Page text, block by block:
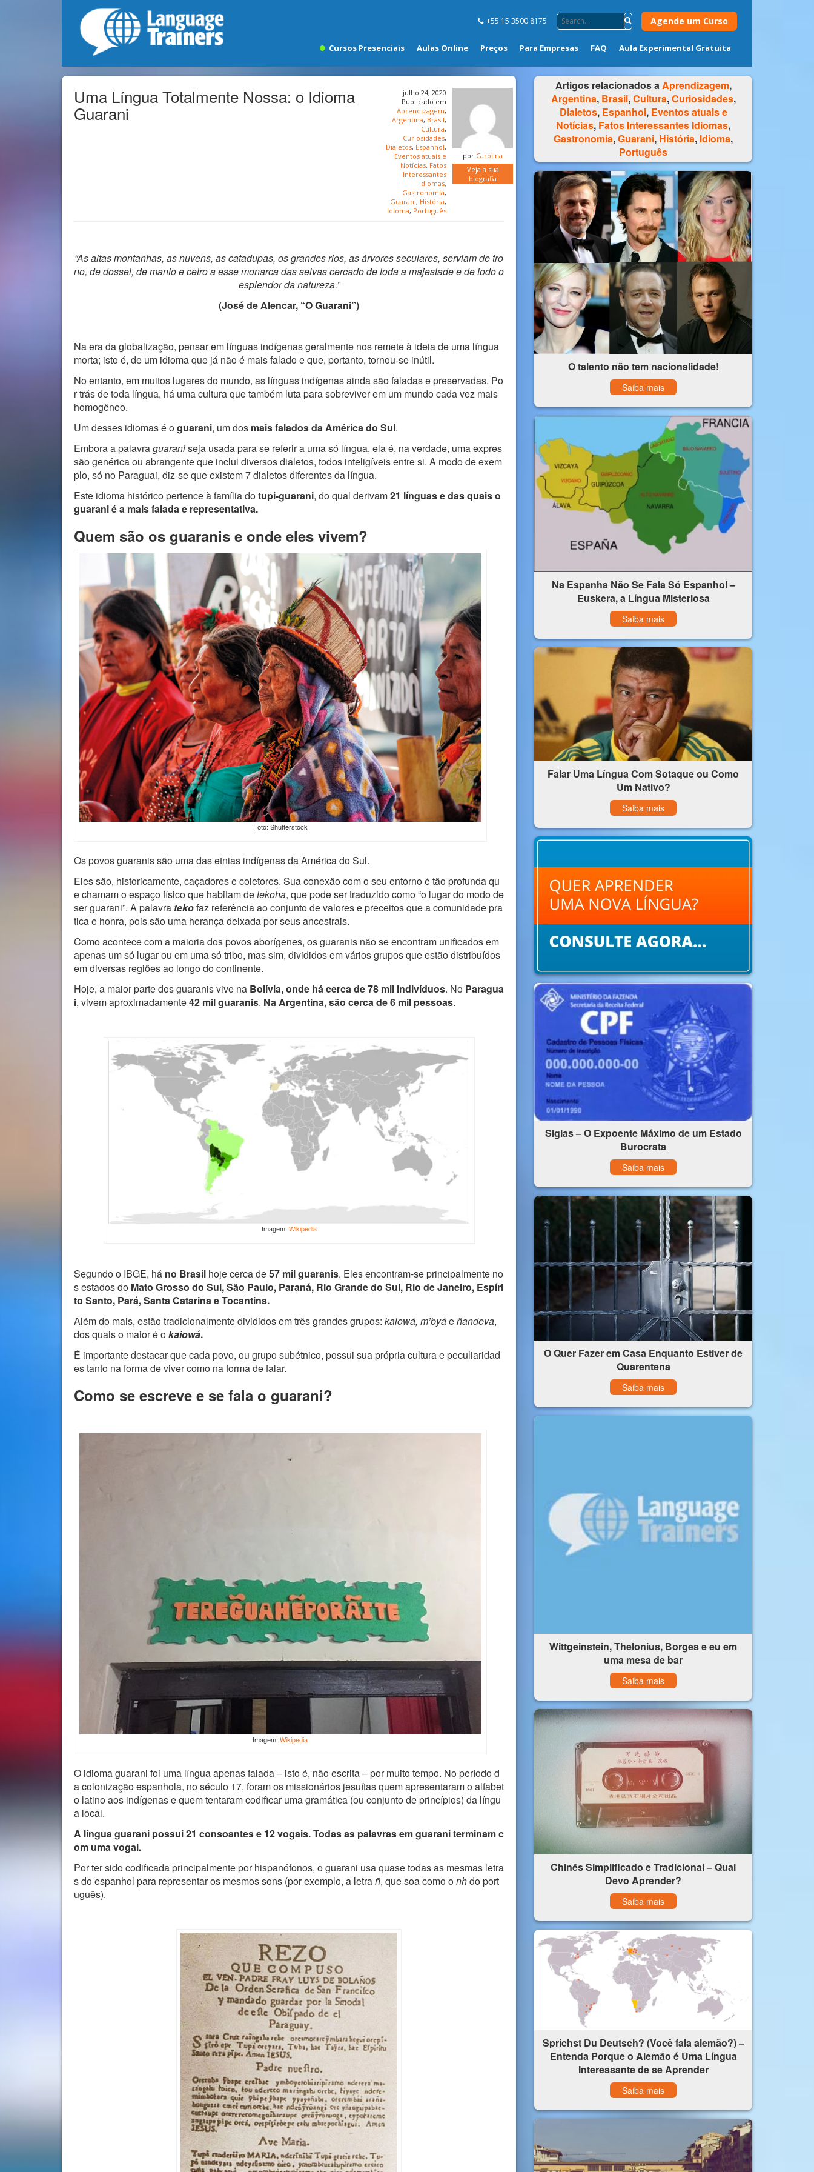
+55 15 3500 8175 Agende um Curso
Cursos Presenciais Aulas Online Preços Para Empresas FAQ Aula Experimental Gratuita
Uma Língua Totalmente Nossa: o Idioma
Guarani
por Carolina
Veja a sua
biografia
julho 24, 2020
Publicado em
Aprendizagem,
Argentina, Brasil,
Cultura,
Curiosidades,
Dialetos, Espanhol,
Eventos atuais e
Notícias, Fatos
Interessantes
Idiomas,
Gastronomia,
Guarani, História,
Idioma, Português
“As altas montanhas, as nuvens, as catadupas, os grandes rios, as árvores seculares, serviam de tro
no, de dossel, de manto e cetro a esse monarca das selvas cercado de toda a majestade e de todo o
esplendor da natureza.”
(José de Alencar, “O Guarani”)
Na era da globalização, pensar em línguas indígenas geralmente nos remete à ideia de uma língua
morta; isto é, de um idioma que já não é mais falado e que, portanto, tornou-se inútil.
No entanto, em muitos lugares do mundo, as línguas indígenas ainda são faladas e preservadas. Po
r trás de toda língua, há uma cultura que também luta para sobreviver em um mundo cada vez mais
homogêneo.
Um desses idiomas é oguarani, um dos mais falados da América do Sul.
Embora a palavraguaraniseja usada para se referir a uma só língua, ela é, na verdade, uma expres
são genérica ou abrangente que inclui diversos dialetos, todos inteligíveis entre si. A modo de exem
plo, só no Paraguai, diz-se que existem 7 dialetos diferentes da língua.
Este idioma histórico pertence à família dotupi-guarani, do qual derivam21 línguas e das quais o
guarani é a mais falada e representativa.
Quem são os guaranis e onde eles vivem?
Foto: Shutterstock
Os povos guaranis são uma das etnias indígenas da América do Sul.
Eles são, historicamente, caçadores e coletores. Sua conexão com o seu entorno é tão profunda qu
e chamam o espaço físico que habitam detekoha, que pode ser traduzido como “o lugar do modo de
ser guarani”. A palavra tekofaz referência ao conjunto de valores e preceitos que a comunidade pra
tica e honra, pois são uma herança deixada por seus ancestrais.
Como acontece com a maioria dos povos aborígenes, os guaranis não se encontram unificados em
apenas um só lugar ou em uma só tribo, mas sim, divididos em vários grupos que estão distribuídos
em diversas regiões ao longo do continente.
Hoje, a maior parte dos guaranis vive na Bolívia, onde há cerca de 78 mil indivíduos. No Paragua
i, vivem aproximadamente42 mil guaranis. Na Argentina, são cerca de 6 mil pessoas.
Imagem: Wikipedia
Segundo o IBGE, há no Brasil hoje cerca de57 mil guaranis. Eles encontram-se principalmente no
s estados do Mato Grosso do Sul, São Paulo, Paraná, Rio Grande do Sul, Rio de Janeiro, Espíri
to Santo, Pará, Santa Catarina e Tocantins.
Além do mais, estão tradicionalmente divididos em três grandes grupos: kaiowá, m’byáeñandeva,
dos quais o maior é okaiowá.
É importante destacar que cada povo, ou grupo subétnico, possui sua própria cultura e peculiaridad
es tanto na forma de viver como na forma de falar.
Como se escreve e se fala o guarani?
Imagem:Wikipedia
O idioma guarani foi uma língua apenas falada – isto é, não escrita – por muito tempo. No período d
a colonização espanhola, no século 17, foram os missionários jesuítas quem apresentaram o alfabet
o latino aos indígenas e quem tentaram codificar uma gramática (ou conjunto de princípios) da língu
a local.
A língua guarani possui 21 consoantes e 12 vogais. Todas as palavras em guarani terminam c
om uma vogal.
Por ter sido codificada principalmente por hispanófonos, o guarani usa quase todas as mesmas letra
s do espanhol para representar os mesmos sons (por exemplo, a letrañ, que soa como onhdo port
uguês).
Artigos relacionados aAprendizagem,
Argentina, Brasil,Cultura,Curiosidades,
Dialetos, Espanhol, Eventos atuais e
Notícias, Fatos Interessantes Idiomas,
Gastronomia,Guarani, História, Idioma,
Português
O talento não tem nacionalidade!
Saiba mais
Na Espanha Não Se Fala Só Espanhol –
Euskera, a Língua Misteriosa
Saiba mais
Falar Uma Língua Com Sotaque ou Como
Um Nativo?
Saiba mais
Siglas – O Expoente Máximo de um Estado
Burocrata
Saiba mais
O Quer Fazer em Casa Enquanto Estiver de
Quarentena
Saiba mais
Wittgeinstein, Thelonius, Borges e eu em
uma mesa de bar
Saiba mais
Chinês Simplificado e Tradicional – Qual
Devo Aprender?
Saiba mais
Sprichst Du Deutsch? (Você fala alemão?) –
Entenda Porque o Alemão é Uma Língua
Interessante de se Aprender
Saiba mais